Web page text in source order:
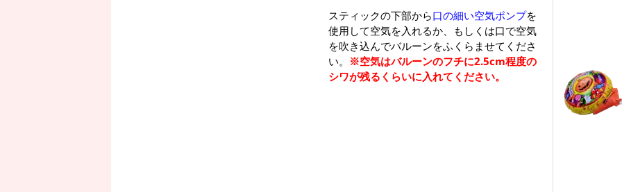
スティックの下部から口の細い空気ポンプを
使用して空気を入れるか、もしくは口で空気
を吹き込んでバルーンをふくらませてくださ
い。 ※空気はバルーンのフチに2.5cm程度の
シワが残るくらいに入れてください。